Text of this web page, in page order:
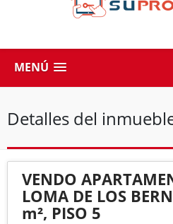
MENÚ
Detalles del
VENDO
LOMA DE LOS
m², PISO 5